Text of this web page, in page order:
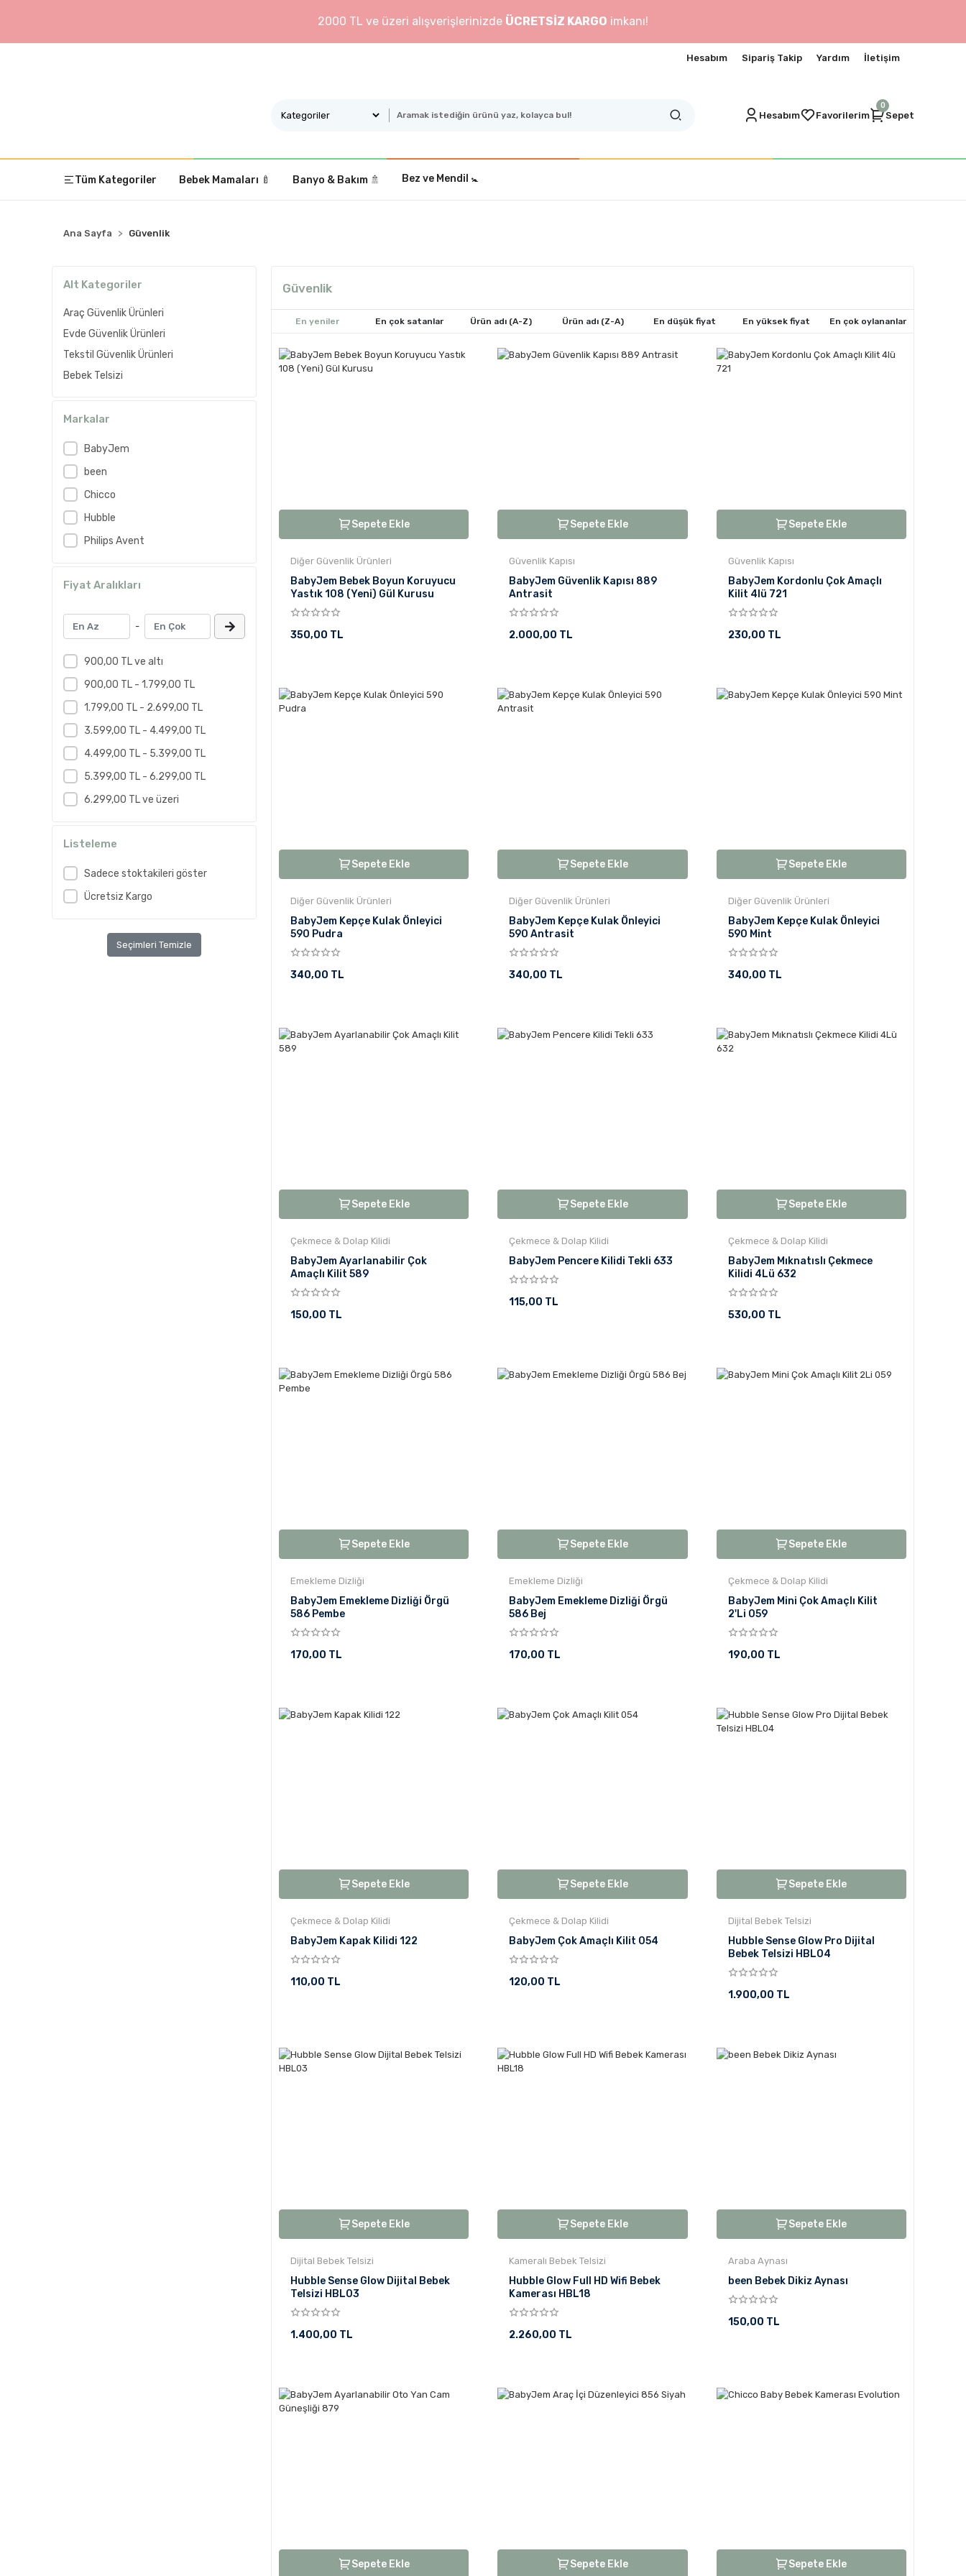
2000 TL ve üzeri alışverişlerinizde ÜCRETSİZ KARGO imkanı!
Hesabım Sipariş Takip Yardım İletişim
Hesabım Favorilerim
0
Sepet
Tüm Kategoriler Bebek Mamaları 🍼 Banyo & Bakım ️🚿 Bez ve Mendil 🚼
Ana Sayfa Güvenlik
Alt Kategoriler
Araç Güvenlik Ürünleri
Evde Güvenlik Ürünleri
Tekstil Güvenlik Ürünleri
Bebek Telsizi
Markalar
BabyJem
been
Chicco
Hubble
Philips Avent
Fiyat Aralıkları
-
900,00 TL ve altı
900,00 TL - 1.799,00 TL
1.799,00 TL - 2.699,00 TL
3.599,00 TL - 4.499,00 TL
4.499,00 TL - 5.399,00 TL
5.399,00 TL - 6.299,00 TL
6.299,00 TL ve üzeri
Listeleme
Sadece stoktakileri göster
Ücretsiz Kargo
Seçimleri Temizle
Güvenlik
En yeniler En çok satanlar Ürün adı (A-Z) Ürün adı (Z-A) En düşük fiyat En yüksek fiyat En çok oylananlar
Sepete Ekle
Diğer Güvenlik Ürünleri
BabyJem Bebek Boyun Koruyucu
Yastık 108 (Yeni) Gül Kurusu
350,00 TL
Sepete Ekle
Güvenlik Kapısı
BabyJem Güvenlik Kapısı 889
Antrasit
2.000,00 TL
Sepete Ekle
Güvenlik Kapısı
BabyJem Kordonlu Çok Amaçlı
Kilit 4lü 721
230,00 TL
Sepete Ekle
Diğer Güvenlik Ürünleri
BabyJem Kepçe Kulak Önleyici
590 Pudra
340,00 TL
Sepete Ekle
Diğer Güvenlik Ürünleri
BabyJem Kepçe Kulak Önleyici
590 Antrasit
340,00 TL
Sepete Ekle
Diğer Güvenlik Ürünleri
BabyJem Kepçe Kulak Önleyici
590 Mint
340,00 TL
Sepete Ekle
Çekmece & Dolap Kilidi
BabyJem Ayarlanabilir Çok
Amaçlı Kilit 589
150,00 TL
Sepete Ekle
Çekmece & Dolap Kilidi
BabyJem Pencere Kilidi Tekli 633
115,00 TL
Sepete Ekle
Çekmece & Dolap Kilidi
BabyJem Mıknatıslı Çekmece
Kilidi 4Lü 632
530,00 TL
Sepete Ekle
Emekleme Dizliği
BabyJem Emekleme Dizliği Örgü
586 Pembe
170,00 TL
Sepete Ekle
Emekleme Dizliği
BabyJem Emekleme Dizliği Örgü
586 Bej
170,00 TL
Sepete Ekle
Çekmece & Dolap Kilidi
BabyJem Mini Çok Amaçlı Kilit
2'Li 059
190,00 TL
Sepete Ekle
Çekmece & Dolap Kilidi
BabyJem Kapak Kilidi 122
110,00 TL
Sepete Ekle
Çekmece & Dolap Kilidi
BabyJem Çok Amaçlı Kilit 054
120,00 TL
Sepete Ekle
Dijital Bebek Telsizi
Hubble Sense Glow Pro Dijital
Bebek Telsizi HBL04
1.900,00 TL
Sepete Ekle
Dijital Bebek Telsizi
Hubble Sense Glow Dijital Bebek
Telsizi HBL03
1.400,00 TL
Sepete Ekle
Kameralı Bebek Telsizi
Hubble Glow Full HD Wifi Bebek
Kamerası HBL18
2.260,00 TL
Sepete Ekle
Araba Aynası
been Bebek Dikiz Aynası
150,00 TL
Sepete Ekle Sepete Ekle Sepete Ekle